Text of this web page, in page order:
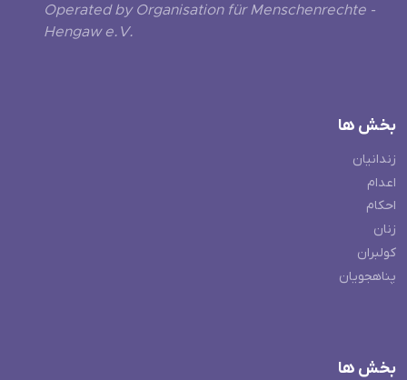
Operated by Organisation für Menschenrechte -
Hengaw e.V.
بخش ها
زندانیان
اعدام
احکام
زنان
کولبران
پناهجویان
بخش ها